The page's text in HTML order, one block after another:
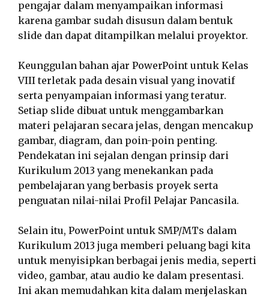
pengajar dalam menyampaikan informasi
karena gambar sudah disusun dalam bentuk
slide dan dapat ditampilkan melalui proyektor.
Keunggulan bahan ajar PowerPoint untuk Kelas
VIII terletak pada desain visual yang inovatif
serta penyampaian informasi yang teratur.
Setiap slide dibuat untuk menggambarkan
materi pelajaran secara jelas, dengan mencakup
gambar, diagram, dan poin-poin penting.
Pendekatan ini sejalan dengan prinsip dari
Kurikulum 2013 yang menekankan pada
pembelajaran yang berbasis proyek serta
penguatan nilai-nilai Profil Pelajar Pancasila.
Selain itu, PowerPoint untuk SMP/MTs dalam
Kurikulum 2013 juga memberi peluang bagi kita
untuk menyisipkan berbagai jenis media, seperti
video, gambar, atau audio ke dalam presentasi.
Ini akan memudahkan kita dalam menjelaskan